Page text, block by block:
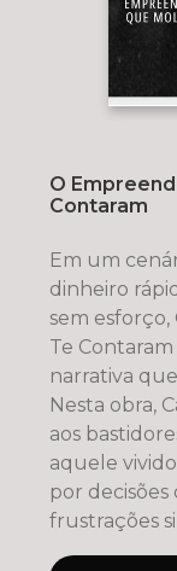
O
Contaram
Em um
dinheiro
sem
Te
narrativa
Nesta obra,
aos
aquele
por decisões
frustrações